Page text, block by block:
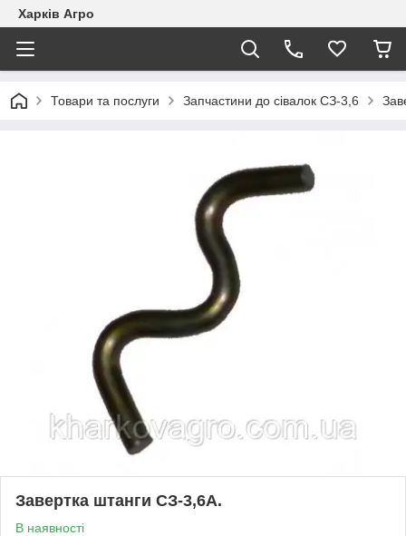
Харків Агро
Товари та послуги Запчастини до сівалок СЗ-3,6
Завертка штанги СЗ-3,6А.
В наявності